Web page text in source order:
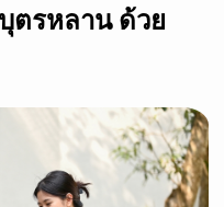
ตรหลาน ด้วย